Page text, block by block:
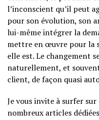
l’inconscient qu’il peut
pour son évolution, son
lui-même intégrer la
mettre en œuvre pour la
elle est. Le changement
naturellement, et
client, de façon quasi
Je vous invite à surfer
nombreux articles